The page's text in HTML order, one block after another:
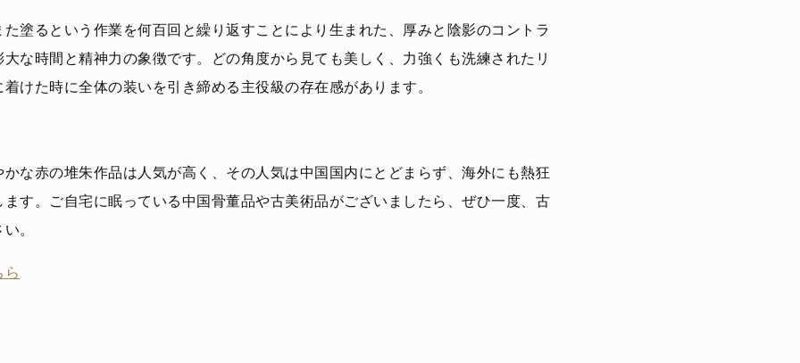
塗るという作業を何百回と繰り返すことにより生まれた、厚みと陰影のコントラ
な時間と精神力の象徴です。どの角度から見ても美しく、力強くも洗練されたリ
けた時に全体の装いを引き締める主役級の存在感があります。
な赤の堆朱作品は人気が高く、その人気は中国国内にとどまらず、海外にも熱狂
す。ご自宅に眠っている中国骨董品や古美術品がございましたら、ぜひ一度、古
。
ら